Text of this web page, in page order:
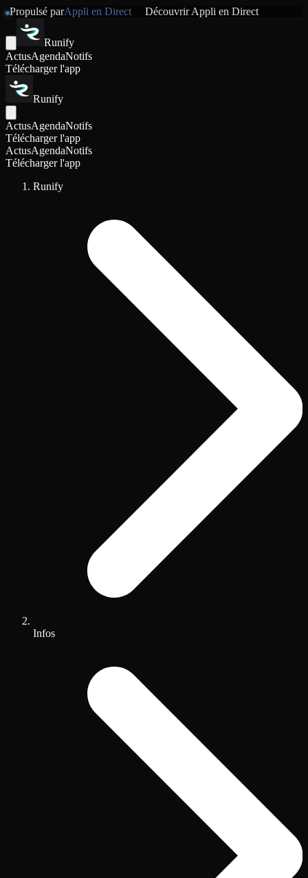
Propulsé parAppli en Direct DécouvrirAppli en Direct
Runify
ActusAgendaNotifs
Télécharger l'app
Runify
ActusAgendaNotifs
Télécharger l'app
ActusAgendaNotifs
Télécharger l'app
Runify
Infos